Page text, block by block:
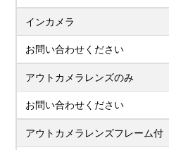
インカメラ
お問い合わせください
アウトカメラレンズのみ
お問い合わせください
アウトカメラレンズフレーム付